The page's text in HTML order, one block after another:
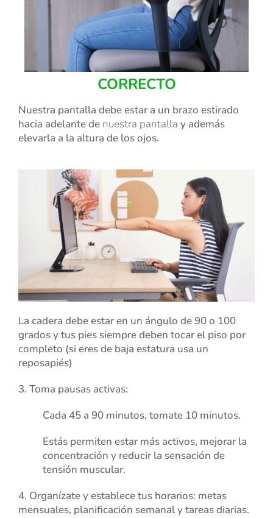
CORRECTO
Nuestra pantalla debe estar a un brazo estirado
hacia adelante de nuestra pantalla y además
elevarla a la altura de los ojos.
La cadera debe estar en un ángulo de 90 o 100
grados y tus pies siempre deben tocar el piso por
completo (si eres de baja estatura usa un
reposapiés)
3. Toma pausas activas:
Cada 45 a 90 minutos, tomate 10 minutos.
Estás permiten estar más activos, mejorar la
concentración y reducir la sensación de
tensión muscular.
4. Organízate y establece tus horarios: metas
mensuales, planificación semanal y tareas diarias.